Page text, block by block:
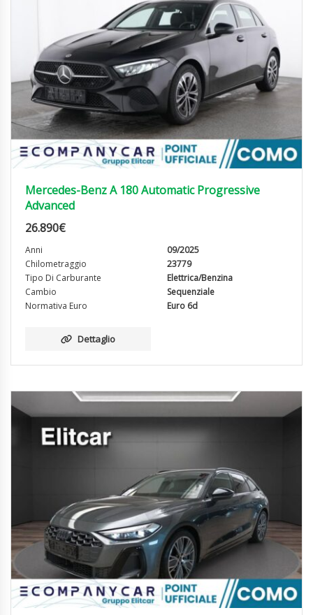
Mercedes-Benz A 180 Automatic Progressive
Advanced
26.890€
Anni
09/2025
Chilometraggio
23779
Tipo Di Carburante
Elettrica/Benzina
Cambio
Sequenziale
Normativa Euro
Euro 6d
Dettaglio